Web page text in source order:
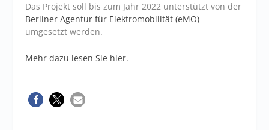
Das Projekt soll bis zum Jahr 2022 unterstützt von der
Berliner Agentur für Elektromobilität (eMO)
umgesetzt werden.
Mehr dazu lesen Sie hier.